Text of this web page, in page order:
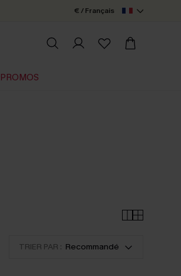
€ / Français
PROMOS
TRIER PAR : Recommandé